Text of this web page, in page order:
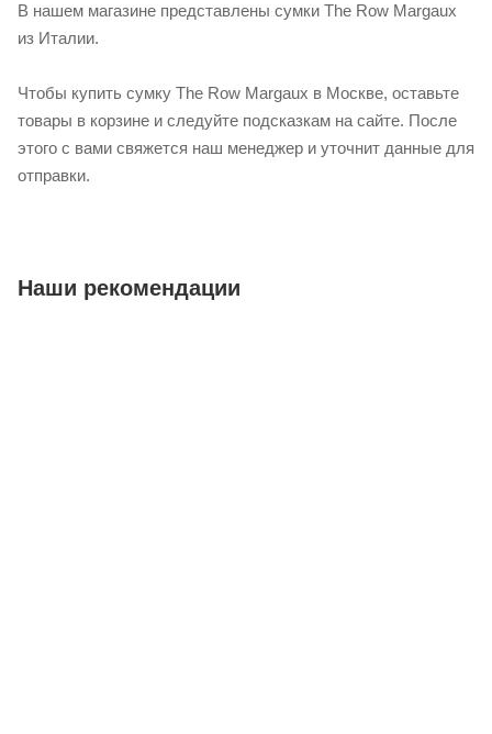
В нашем магазине представлены сумки The Row Margaux
из Италии.
Чтобы купить сумку The Row Margaux в Москве, оставьте
товары в корзине и следуйте подсказкам на сайте. После
этого с вами свяжется наш менеджер и уточнит данные для
отправки.
Наши рекомендации